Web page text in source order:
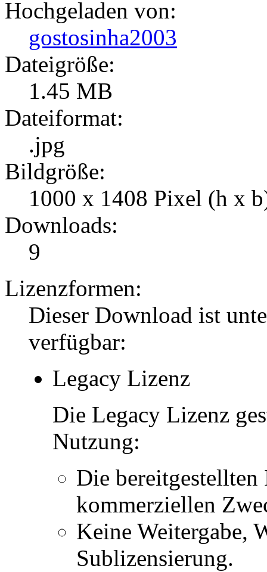
Hochgeladen von:
gostosinha2003
Dateigröße:
1.45 MB
Dateiformat:
.jpg
Bildgröße:
1000 x 1408 Pixel (h x
Downloads:
9
Lizenzformen:
Dieser Download ist
verfügbar:
Legacy Lizenz
Die Legacy Lizenz
Nutzung:
Die
kommerziellen
Keine Weitergabe,
Sublizensierung.